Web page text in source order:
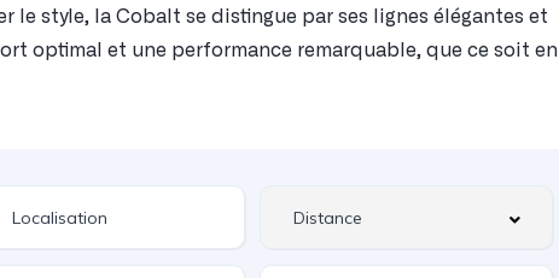
style, la Cobalt se distingue par ses lignes élégantes et
optimal et une performance remarquable, que ce soit en